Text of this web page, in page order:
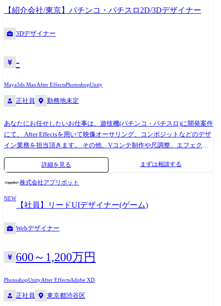
ォーターフォールプロセス双方を織交ぜながら進めていきます。 製品作
りこみ ・協力取引先様と協調しながら製品の作りこみ ・机上検証、実
車、実環境での検証を実施 ※海外拠点との協調や海外での調査・テスト
等も数多くあり、業務内容に依っては海外出張の機会が与えられ、現地
適性、会社ニーズなどを踏まえ、会社が定める業務への配置転換を命じ
る場合があります。 【ご担当コンポーネント・システム例】 ・ディスプ
移・デザインオーサリングツール ・Adobe Photoshop, Illustrator, After
【紹介会社/東京】パチンコ・パチスロ2D/3Dデザイナー
3Dデザイナー
-
Maya3ds MaxAfter EffectsPhotoshopUnity
正社員 勤務地未定
あなたにお任せしたいお仕事は、遊技機(パチンコ・パチスロ)に開発案件
にて、 After Effectsを用いて映像オーサリング、コンポジットなどのデザ
イン業務を担当頂きます。 その他、Vコンテ制作や尺調整、エフェクト
作成なども行っていただきます。 【アピールポイント】 デザイナーが制
作した素材を一つの演出として作り上げる業務になるので、 遊技機の面
に取り組む事ができ、 様々プロジェクトでデザイナーとして長期的なキ
ャリアを築ける環境です!
詳細を見る まずは相談する
株式会社アプリボット
NEW
【社員】リードUIデザイナー(ゲーム)
Webデザイナー
600～1,200万円
PhotoshopUnityAfter EffectsAdobe XD
正社員 東京都渋谷区